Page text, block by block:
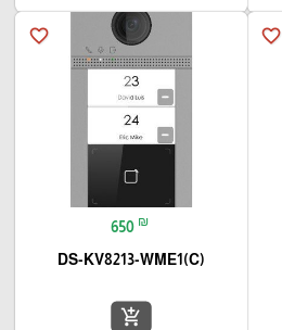
favorite_border
favorite_border
650 ₪
DS-KV8213-WME1(C)
add_shopping_cart